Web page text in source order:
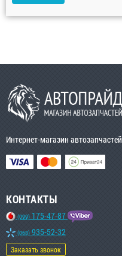
Интернет-магазин автозапчастей
КОНТАКТЫ
(099) 175-47-87
(068) 935-52-32
Заказать звонок